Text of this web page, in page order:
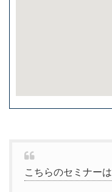
こちらのセミナー